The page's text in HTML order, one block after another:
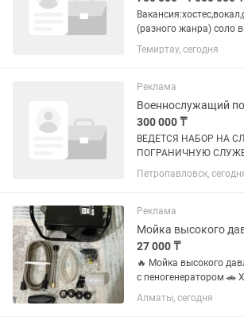
(разного жанра) соло
Работа в топовых
Открываем набор
Гарантируем
Темиртау, сегодня
Реклама
Военнослужащий
300 000 ₸
ВЕДЕТСЯ НАБОР НА
ПОГРАНИЧНУЮ
СЕВЕРО-
Приглашаются: военнослужащие по
и женщины. фельдшеры женщины
Условия...
Петропавловск,
Реклама
Мойка высокого
27 000 ₸
🔥 Мойка высокого
с пеногенератором 🚗 Хотите мыть
автомобиль как на
автомойке и не
Алматы, сегодня